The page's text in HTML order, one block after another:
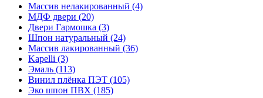
Массив нелакированный (4)
МДФ двери (20)
Двери Гармошка (3)
Шпон натуральный (24)
Массив лакированный (36)
Kapelli (3)
Эмаль (113)
Винил плёнка ПЭТ (105)
Эко шпон ПВХ (185)